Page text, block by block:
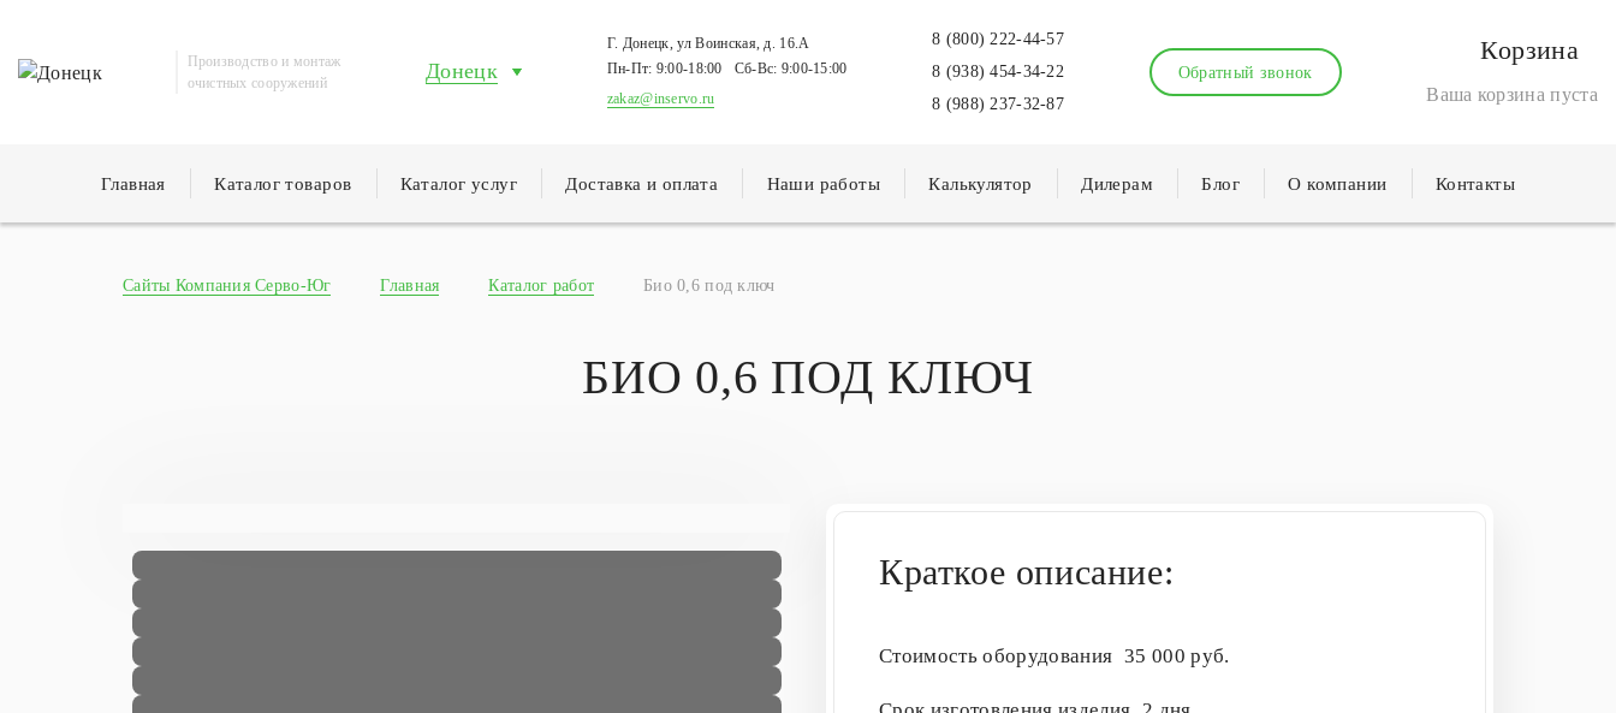
Производство и монтаж
очистных сооружений
Донецк
Г. Донецк, ул Воинская, д. 16.А
Пн-Пт: 9:00-18:00 Сб-Вс: 9:00-15:00
zakaz@inservo.ru
8 (800) 222-44-57
8 (938) 454-34-22
8 (988) 237-32-87
Обратный звонок
Корзина
Ваша корзина пуста
Главная Каталог товаров Каталог услуг Доставка и оплата Наши работы Калькулятор Дилерам Блог О компании Контакты
Сайты Компания Серво-Юг Главная Каталог работ Био 0,6 под ключ
БИО 0,6 ПОД КЛЮЧ
Краткое описание:
Стоимость оборудования 35 000 руб.